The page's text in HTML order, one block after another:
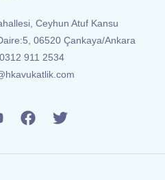
Ceyhun Atuf Kansu
06520 Çankaya/Ankara
0312 911 2534